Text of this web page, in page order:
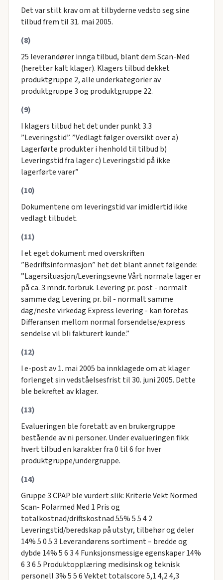
Det var stilt krav om at tilbyderne vedsto seg sine
tilbud frem til 31. mai 2005.
(8)
25 leverandører innga tilbud, blant dem Scan-Med
(heretter kalt klager). Klagers tilbud dekket
produktgruppe 2, alle underkategorier av
produktgruppe 3 og produktgruppe 22.
(9)
I klagers tilbud het det under punkt 3.3
”Leveringstid”. ”Vedlagt følger oversikt over a)
Lagerførte produkter i henhold til tilbud b)
Leveringstid fra lager c) Leveringstid på ikke
lagerførte varer”
(10)
Dokumentene om leveringstid var imidlertid ikke
vedlagt tilbudet.
(11)
I et eget dokument med overskriften
”Bedriftsinformasjon” het det blant annet følgende:
”Lagersituasjon/Leveringsevne Vårt normale lager er
på ca. 3 mndr. forbruk. Levering pr. post - normalt
samme dag Levering pr. bil - normalt samme
dag/neste virkedag Express levering - kan foretas
Differansen mellom normal forsendelse/express
sendelse vil bli fakturert kunde.”
(12)
I e-post av 1. mai 2005 ba innklagede om at klager
forlenget sin vedståelsesfrist til 30. juni 2005. Dette
ble bekreftet av klager.
(13)
Evalueringen ble foretatt av en brukergruppe
bestående av ni personer. Under evalueringen fikk
hvert tilbud en karakter fra 0 til 6 for hver
produktgruppe/undergruppe.
(14)
Gruppe 3 CPAP ble vurdert slik: Kriterie Vekt Normed
Scan- Polarmed Med 1 Pris og
totalkostnad/driftskostnad 55% 5 5 4 2
Leveringstid/beredskap på utstyr, tilbehør og deler
14% 5 0 5 3 Leverandørens sortiment – bredde og
dybde 14% 5 6 3 4 Funksjonsmessige egenskaper 14%
6 3 6 5 Produktopplæring medisinsk og teknisk
personell 3% 5 5 6 Vektet totalscore 5,1 4,2 4,3